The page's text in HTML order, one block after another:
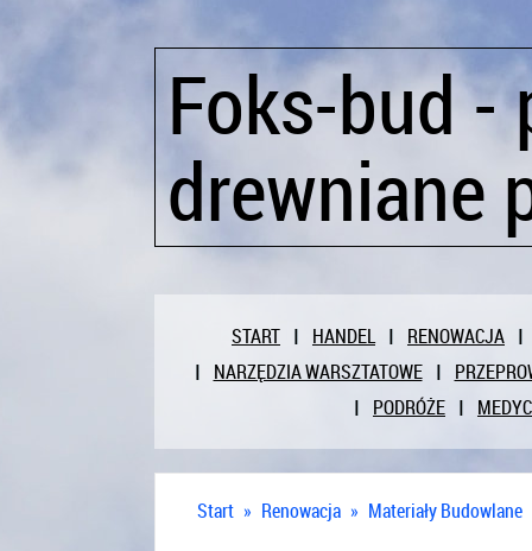
Foks-bud -
drewniane
START HANDEL
RENOWACJA
NARZĘDZIA WARSZTATOWE
PODRÓŻE
Start » Renowacja » Materiały Budowlane